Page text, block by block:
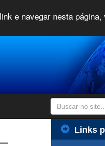
e navegar nesta
Links